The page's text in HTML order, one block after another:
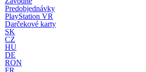
Predobjednávky
PlayStation VR
Darčekové karty
SK
CZ
HU
DE
RON
FR